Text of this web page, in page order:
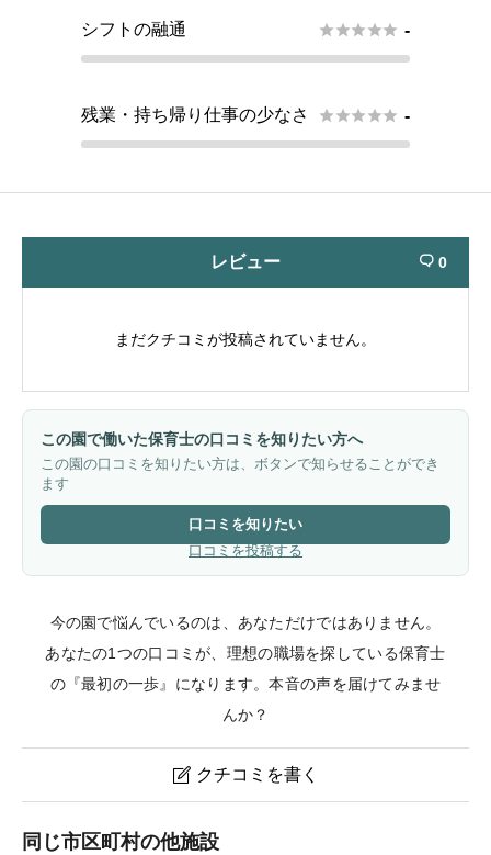
シフトの融通  -
残業・持ち帰り仕事の少なさ  -
レビュー  0
まだクチコミが投稿されていません。
この園で働いた保育士の口コミを知りたい方へ
この園の口コミを知りたい方は、ボタンで知らせることができ
ます
口コミを知りたい
口コミを投稿する
今の園で悩んでいるのは、あなただけではありません。
あなたの1つの口コミが、理想の職場を探している保育士
の『最初の一歩』になります。本音の声を届けてみませ
んか？
 クチコミを書く
同じ市区町村の他施設